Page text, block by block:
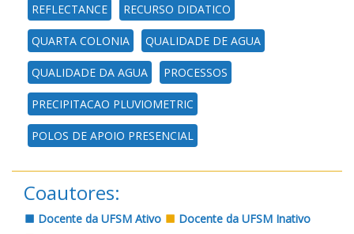
REFLECTANCE RECURSO DIDATICO
QUARTA COLONIA QUALIDADE DE AGUA
QUALIDADE DA AGUA PROCESSOS
PRECIPITACAO PLUVIOMETRIC
POLOS DE APOIO PRESENCIAL
Coautores:
Docente da UFSM Ativo
Docente da UFSM Inativo